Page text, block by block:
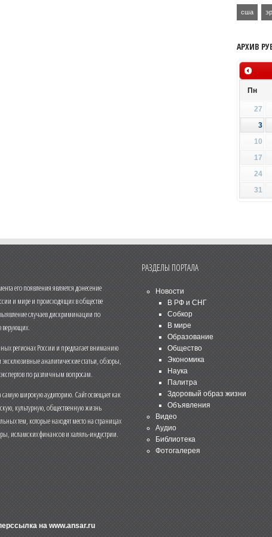
сша
АРХИВ
Пн
27
3
10
17
24
31
его появления является донесение
и мире и происходящих в обществе
случаев дискриминации по
регионах России и предлагает вниманию
аналитические статьи, обзоры,
по различным вопросам.
широкую аудиторию. Сайт освещает как
культурную, общественную жизнь
тем, которые находят место на страницах
исламских финансов и халяль-индустрии.
на www.ansar.ru
РАЗДЕЛЫ ПОРТАЛА
Новости
В РФ и СНГ
Собкор
В мире
Образование
Общество
Экономика
Наука
Палитра
Здоровый образ жизни
Объявления
Видео
Аудио
Библиотека
Фотогалерея